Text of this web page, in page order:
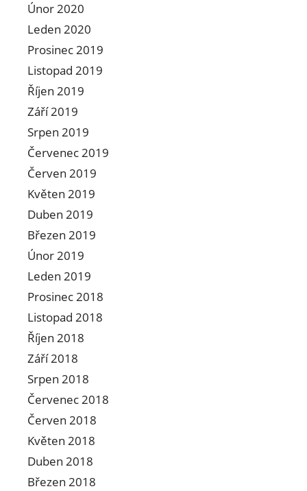
Únor 2020
Leden 2020
Prosinec 2019
Listopad 2019
Říjen 2019
Září 2019
Srpen 2019
Červenec 2019
Červen 2019
Květen 2019
Duben 2019
Březen 2019
Únor 2019
Leden 2019
Prosinec 2018
Listopad 2018
Říjen 2018
Září 2018
Srpen 2018
Červenec 2018
Červen 2018
Květen 2018
Duben 2018
Březen 2018